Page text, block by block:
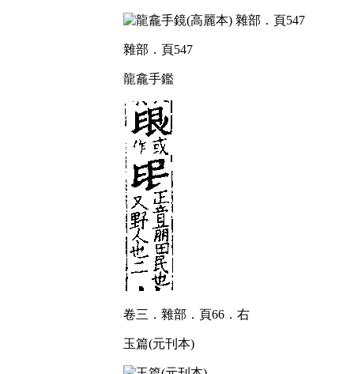
雜部．頁547
龍龕手鑑
卷三．雜部．頁66．右
玉篇(元刊本)